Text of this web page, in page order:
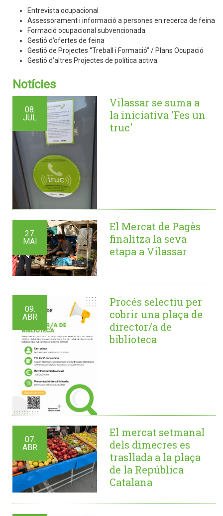
Entrevista ocupacional
Assessorament i informació a persones en recerca de feina
Formació ocupacional subvencionada
Gestió d’ofertes de feina
Gestió de Projectes “Treball i Formació” / Plans Ocupació
Gestió d’altres Projectes de política activa.
Notícies
08.
JUL
Vilassar se suma a
la iniciativa 'Fes un
truc'
27.
MAI
El Mercat de Pagès
finalitza la seva
etapa a Vilassar
09.
ABR
Procés selectiu per
cobrir una plaça de
director/a de
biblioteca
07.
ABR
El mercat setmanal
dels dimecres es
trasllada a la plaça
de la República
Catalana